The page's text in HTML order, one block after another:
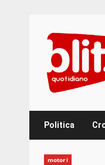
content
Politica
motori